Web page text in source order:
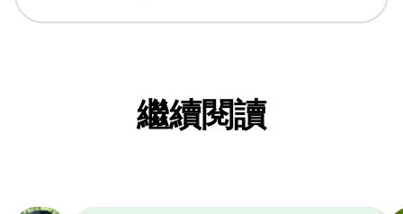
繼續閱讀